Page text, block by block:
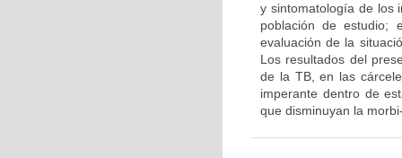
y sintomatología de los
población de estudio;
evaluación de la
Los resultados del
de la TB, en las
imperante dentro de
que disminuyan la